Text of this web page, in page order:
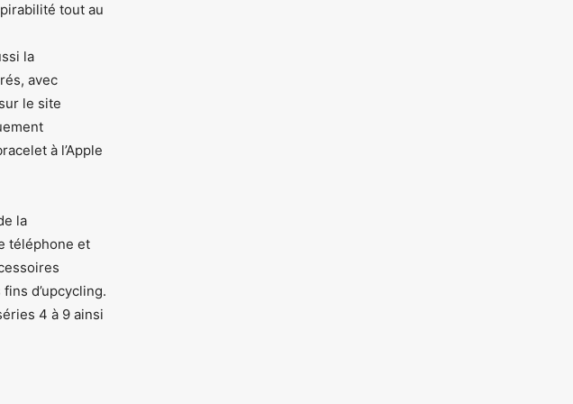
tout au
la
avec
le site
à l’Apple
la
téléphone et
d’upcycling.
4 à 9 ainsi